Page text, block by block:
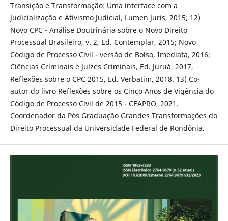
Transição e Transformação: Uma interface com a
Judicialização e Ativismo Judicial, Lumen Juris, 2015; 12)
Novo CPC - Análise Doutrinária sobre o Novo Direito
Processual Brasileiro, v. 2, Ed. Contemplar, 2015; Novo
Código de Processo Civil - versão de Bolso, Imediata, 2016;
Ciências Criminais e Juízes Criminais, Ed. Juruá, 2017,
Reflexões sobre o CPC 2015, Ed. Verbatim, 2018. 13) Co-
autor do livro Reflexões sobre os Cinco Anos de Vigência do
Código de Processo Civil de 2015 - CEAPRO, 2021.
Coordenador da Pós Graduação Grandes Transformações do
Direito Processual da Universidade Federal de Rondônia.